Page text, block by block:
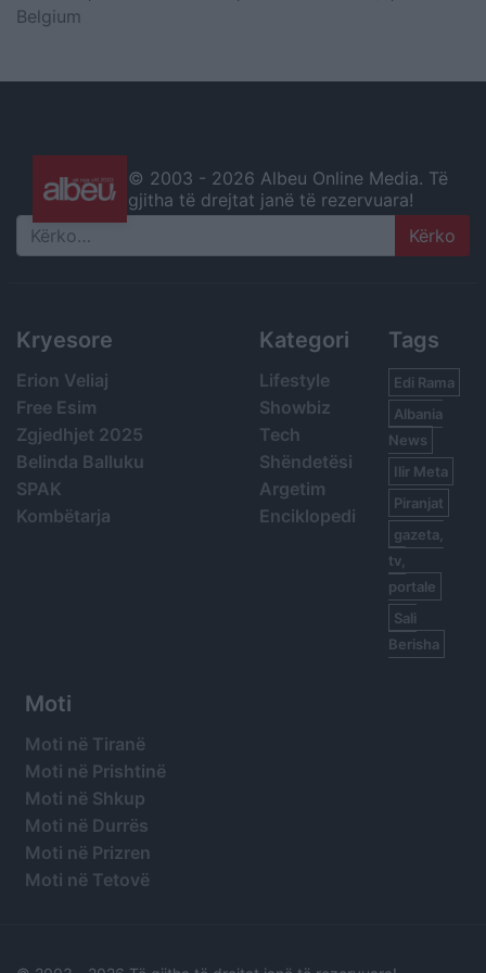
Belgium
© 2003 - 2026 Albeu Online Media. Të
gjitha të drejtat janë të rezervuara!
Search
Kryesore
Erion Veliaj
Free Esim
Zgjedhjet 2025
Belinda Balluku
SPAK
Kombëtarja
Kategori
Lifestyle
Showbiz
Tech
Shëndetësi
Argetim
Enciklopedi
Tags
Edi Rama
Albania
News
Ilir Meta
Piranjat
gazeta,
tv,
portale
Sali
Berisha
Moti
Moti në Tiranë
Moti në Prishtinë
Moti në Shkup
Moti në Durrës
Moti në Prizren
Moti në Tetovë